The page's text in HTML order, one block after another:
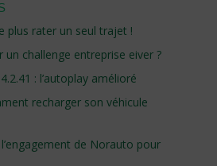
plus rater un seul trajet !
challenge entreprise eiver ?
: l’autoplay amélioré
recharger son véhicule
de Norauto pour